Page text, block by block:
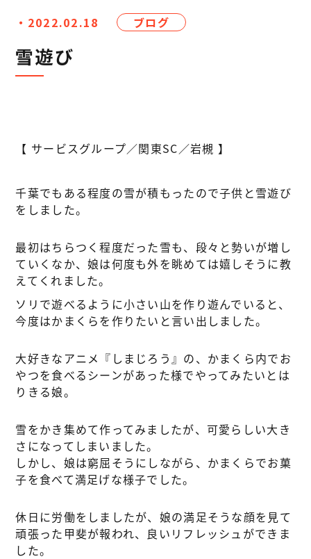
・2022.02.18 ブログ
雪遊び
【 サービスグループ／関東SC／岩槻 】
千葉でもある程度の雪が積もったので子供と雪遊び
をしました。
最初はちらつく程度だった雪も、段々と勢いが増し
ていくなか、娘は何度も外を眺めては嬉しそうに教
えてくれました。
ソリで遊べるように小さい山を作り遊んでいると、
今度はかまくらを作りたいと言い出しました。
大好きなアニメ『しまじろう』の、かまくら内でお
やつを食べるシーンがあった様でやってみたいとは
りきる娘。
雪をかき集めて作ってみましたが、可愛らしい大き
さになってしまいました。
しかし、娘は窮屈そうにしながら、かまくらでお菓
子を食べて満足げな様子でした。
休日に労働をしましたが、娘の満足そうな顔を見て
頑張った甲斐が報われ、良いリフレッシュができま
した。